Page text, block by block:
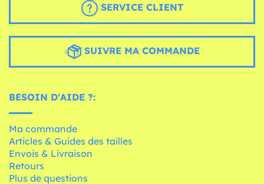
SERVICE CLIENT
SUIVRE MA COMMANDE
BESOIN D'AIDE ?:
Ma commande
Articles & Guides des tailles
Envois & Livraison
Retours
Plus de questions